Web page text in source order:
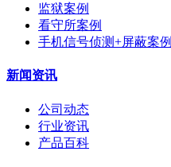
监狱案例
看守所案例
手机信号侦测+屏蔽案例
新闻资讯
公司动态
行业资讯
产品百科